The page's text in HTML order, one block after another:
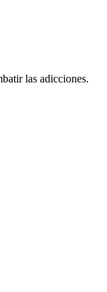
las adicciones.